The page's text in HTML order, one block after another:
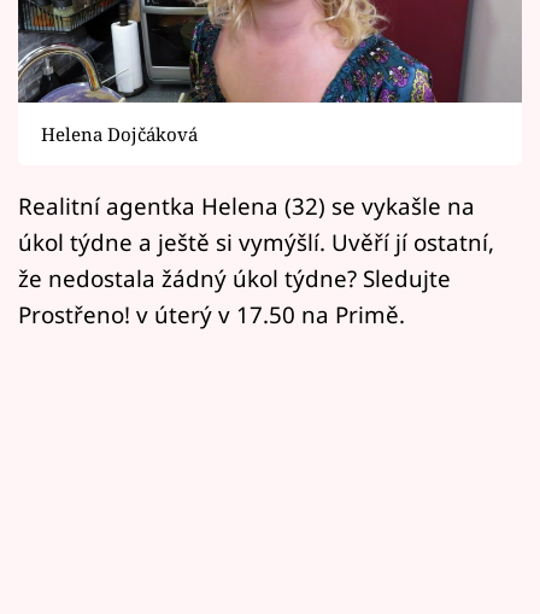
Sledujte prima+
Filmový festival Karlovy Vary
Mámy sobě
Přihlášení
Helena Dojčáková
Realitní agentka Helena (32) se vykašle na
úkol týdne a ještě si vymýšlí. Uvěří jí ostatní,
že nedostala žádný úkol týdne? Sledujte
Prostřeno! v úterý v 17.50 na Primě.